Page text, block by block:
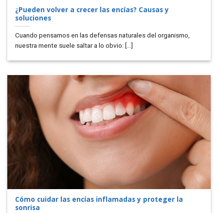
¿Pueden volver a crecer las encías? Causas y
soluciones
Cuando pensamos en las defensas naturales del organismo,
nuestra mente suele saltar a lo obvio: [...]
Cómo cuidar las encías inflamadas y proteger la
sonrisa